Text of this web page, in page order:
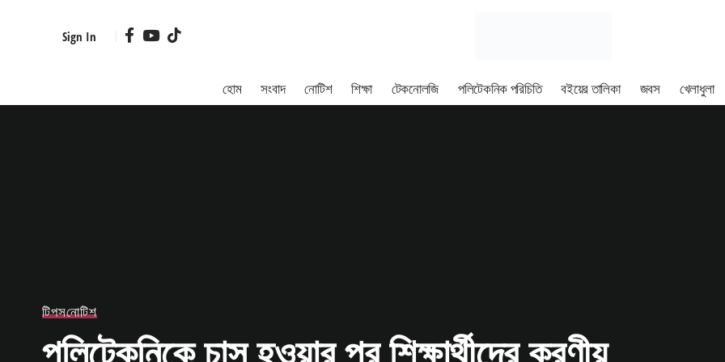
Sign In
হোম সংবাদ নোটিশ শিক্ষা টেকনোলজি পলিটেকনিক পরিচিতি বইয়ের তালিকা জবস খেলাধুলা
টিপসনোটিশ